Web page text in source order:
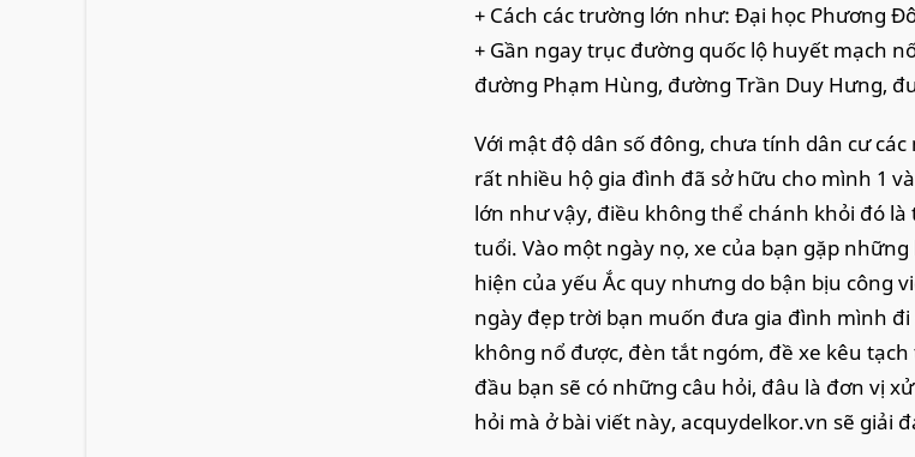
+ Cách các trường lớn như: Đại học Phương
+ Gần ngay trục đường quốc lộ huyết mạch
đường Phạm Hùng, đường Trần Duy Hưng,
Với mật độ dân số đông, chưa tính dân cư
rất nhiều hộ gia đình đã sở hữu cho mình 1
lớn như vậy, điều không thể chánh khỏi đó
tuổi. Vào một ngày nọ, xe của bạn gặp
hiện của yếu Ắc quy nhưng do bận bịu công
ngày đẹp trời bạn muốn đưa gia đình mình
không nổ được, đèn tắt ngóm, đề xe kêu
đầu bạn sẽ có những câu hỏi, đâu là đơn vị
hỏi mà ở bài viết này, acquydelkor.vn sẽ giải